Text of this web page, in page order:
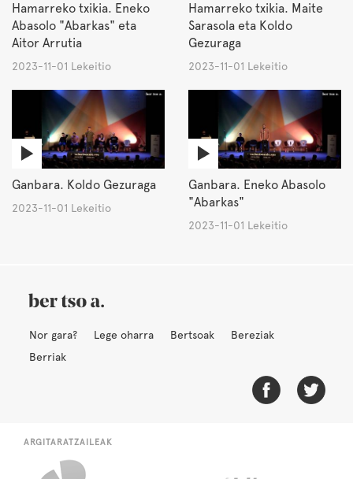
Hamarreko txikia. Eneko
Abasolo "Abarkas" eta
Aitor Arrutia
2023-11-01 Lekeitio
Hamarreko txikia. Maite
Sarasola eta Koldo
Gezuraga
2023-11-01 Lekeitio
Ganbara. Koldo Gezuraga
2023-11-01 Lekeitio
Ganbara. Eneko Abasolo
"Abarkas"
2023-11-01 Lekeitio
Nor gara? Lege oharra Bertsoak
Bereziak
Berriak
ARGITARATZAILEAK